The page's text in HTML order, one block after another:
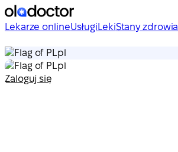
Lekarze onlineUsługi LekiStany zdrowia
pl
pl
Zaloguj się